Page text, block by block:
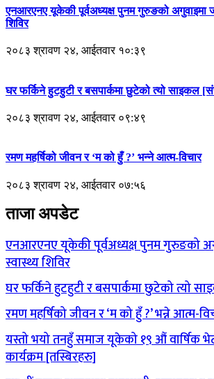
एनआरएनए यूकेकी पूर्वअध्यक्ष पुनम गुरुङको अगुवाइमा
शिविर
२०८३ श्रावण २४, आईतवार १०:३९
घर फर्किने हुटहुटी र बसपार्कमा छुटेको त्यो साइकल
२०८३ श्रावण २४, आईतवार ०९:४९
रमण महर्षिको जीवन र ‘म को हुँ ?’ भन्ने आत्म-विचार
२०८३ श्रावण २४, आईतवार ०७:५६
ताजा अपडेट
एनआरएनए यूकेकी पूर्वअध्यक्ष पुनम गुरुङको
स्वास्थ्य शिविर
घर फर्किने हुटहुटी र बसपार्कमा छुटेको त्यो
रमण महर्षिको जीवन र ‘म को हुँ ?’ भन्ने आत्म-
यस्तो भयो तनहुँ समाज यूकेको १९ औं वार्षिक
कार्यक्रम [तस्बिरहरु]